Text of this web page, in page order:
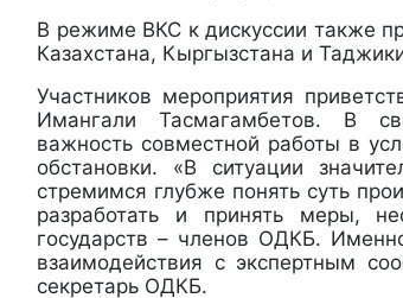
В режиме ВКС к дискуссии также
Казахстана, Кыргызстана и
Участников мероприятия
Имангали Тасмагамбетов. В
важность совместной работы в
обстановки. «В ситуации
стремимся глубже понять суть
разработать и принять меры,
государств – членов ОДКБ.
взаимодействия с экспертным
секретарь ОДКБ.